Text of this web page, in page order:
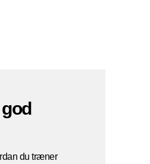
du træner